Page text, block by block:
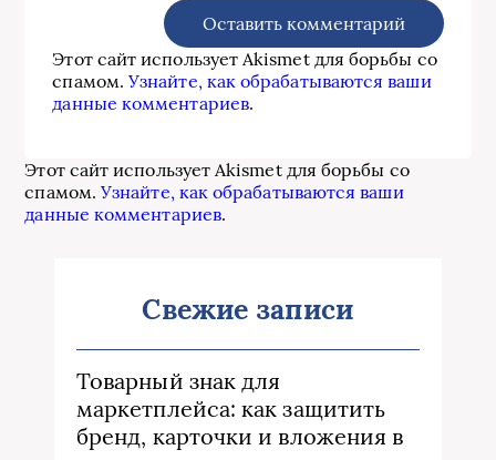
Этот сайт использует Akismet для борьбы со
спамом.Узнайте, как обрабатываются ваши
данные комментариев.
Этот сайт использует Akismet для борьбы со
спамом.Узнайте, как обрабатываются ваши
данные комментариев.
Свежие записи
Товарный знак для
маркетплейса: как защитить
бренд, карточки и вложения в